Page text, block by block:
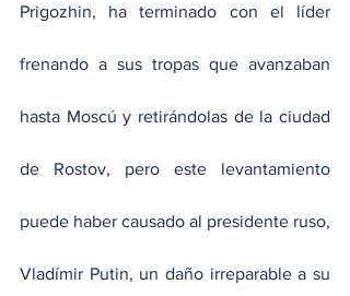
Prigozhin, ha terminado con el líder
frenando a sus tropas que avanzaban
hasta Moscú y retirándolas de la ciudad
de Rostov, pero este levantamiento
puede haber causado al presidente ruso,
Vladímir Putin, un daño irreparable a su